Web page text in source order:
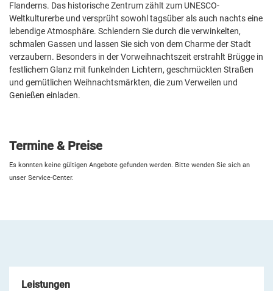
Flanderns. Das historische Zentrum zählt zum UNESCO-
Weltkulturerbe und versprüht sowohl tagsüber als auch nachts eine
lebendige Atmosphäre. Schlendern Sie durch die verwinkelten,
schmalen Gassen und lassen Sie sich von dem Charme der Stadt
verzaubern. Besonders in der Vorweihnachtszeit erstrahlt Brügge in
festlichem Glanz mit funkelnden Lichtern, geschmückten Straßen
und gemütlichen Weihnachtsmärkten, die zum Verweilen und
Genießen einladen.
Termine & Preise
Es konnten keine gültigen Angebote gefunden werden. Bitte wenden Sie sich an
unser Service-Center.
Leistungen